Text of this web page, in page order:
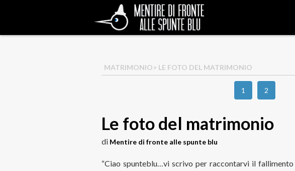
MATRIMONIO> LE FOTO DEL MATRIMONIO
1 2
Le foto del matrimonio
di Mentire di fronte alle spunte blu
“Ciao spunteblu…vi scrivo per raccontarvi il